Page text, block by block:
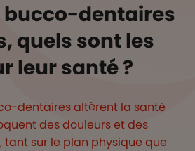
bucco-dentaires
quels sont les
leur santé ?
dentaires altèrent la santé
des douleurs et des
tant sur le plan physique que